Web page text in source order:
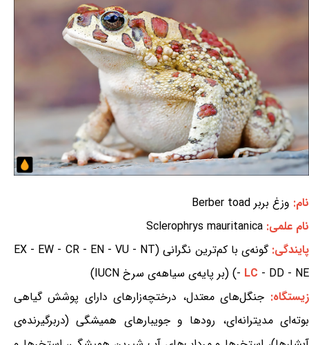
نام: وزغ بربر Berber toad
نام علمی: Sclerophrys mauritanica
پایندگی:
گونه‌ی با کم‌ترین نگرانی (EX - EW - CR - EN - VU - NT
- LC - DD - NE) (بر پایه‌ی سیاهه‌ی سرخ IUCN)
زیستگاه: جنگل‌های معتدل، درختچه‌زارهای دارای پوشش گیاهی
بوته‌ای مدیترانه‌ای، رودها و جویبارهای همیشگی (دربرگیرنده‌ی